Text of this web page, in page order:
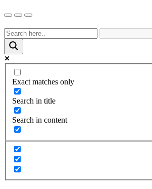
Exact matches only
Search in title
Search in content